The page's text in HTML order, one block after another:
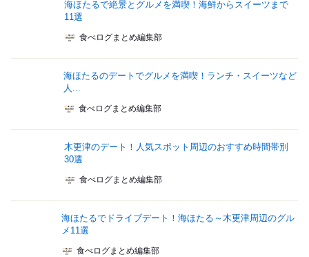
海ほたるで絶景とグルメを満喫！海鮮からスイーツまで
11選
食べログまとめ編集部
海ほたるのデートでグルメを満喫！ランチ・スイーツなど
人...
食べログまとめ編集部
木更津のデート！人気スポット周辺のおすすめ時間帯別
30選
食べログまとめ編集部
海ほたるでドライブデート！海ほたる～木更津周辺のグル
メ11選
食べログまとめ編集部